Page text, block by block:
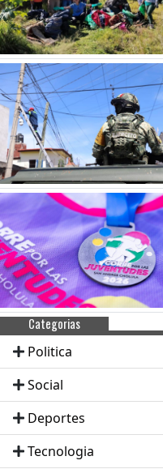
Categorias
Politica
Social
Deportes
Tecnologia